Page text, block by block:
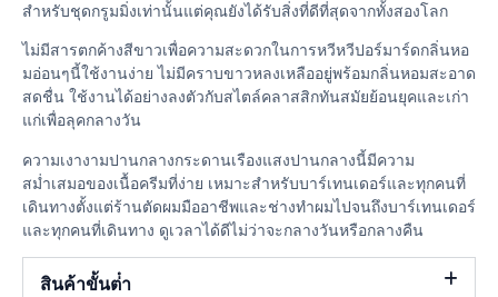
สำหรับชุดกรูมมิ่งเท่านั้นแต่คุณยังได้รับสิ่งที่ดีที่สุดจากทั้งสองโลก
ไม่มีสารตกค้างสีขาวเพื่อความสะดวกในการหวีหวีปอร์มาร์ดกลิ่นหอ
มอ่อนๆนี้ใช้งานง่าย ไม่มีคราบขาวหลงเหลืออยู่พร้อมกลิ่นหอมสะอาด
สดชื่น ใช้งานได้อย่างลงตัวกับสไตล์คลาสสิกทันสมัยย้อนยุคและเก่า
แก่เพื่อลุคกลางวัน
ความเงางามปานกลางกระดานเรืองแสงปานกลางนี้มีความ
สม่ำเสมอของเนื้อครีมที่ง่าย เหมาะสำหรับบาร์เทนเดอร์และทุกคนที่
เดินทางตั้งแต่ร้านตัดผมมืออาชีพและช่างทำผมไปจนถึงบาร์เทนเดอร์
และทุกคนที่เดินทาง ดูเวลาได้ดีไม่ว่าจะกลางวันหรือกลางคืน
สินค้าขั้นต่ํา